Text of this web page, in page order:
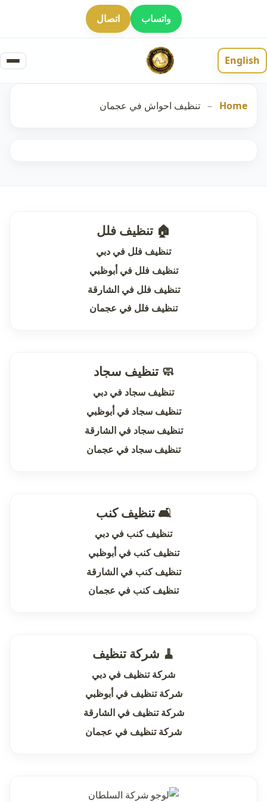
واتساب اتصال
English
Home
– تنظيف احواش في عجمان
🏠 تنظيف فلل
تنظيف فلل في دبي
تنظيف فلل في أبوظبي
تنظيف فلل في الشارقة
تنظيف فلل في عجمان
🧼 تنظيف سجاد
تنظيف سجاد في دبي
تنظيف سجاد في أبوظبي
تنظيف سجاد في الشارقة
تنظيف سجاد في عجمان
🛋 تنظيف كنب
تنظيف كنب في دبي
تنظيف كنب في أبوظبي
تنظيف كنب في الشارقة
تنظيف كنب في عجمان
🧹 شركة تنظيف
شركة تنظيف في دبي
شركة تنظيف في أبوظبي
شركة تنظيف في الشارقة
شركة تنظيف في عجمان